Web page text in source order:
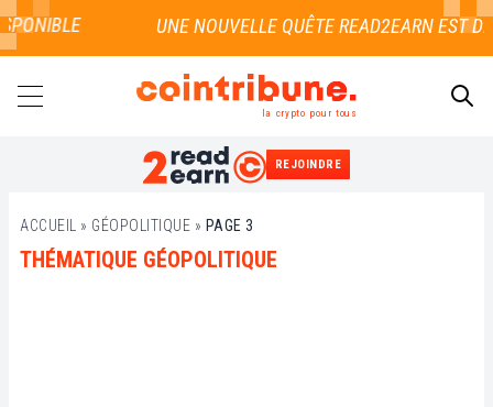
la crypto pour tous
REJOINDRE
ACCUEIL » GÉOPOLITIQUE » PAGE 3
THÉMATIQUE GÉOPOLITIQUE